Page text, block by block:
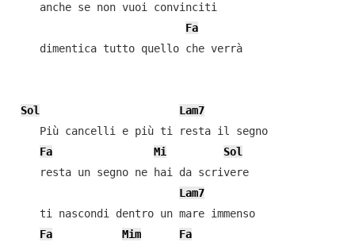
    anche se non vuoi convinciti
Fa
    dimentica tutto quello che verrà
Sol
Lam7
    Più cancelli e più ti resta il segno
Fa
Mi
Sol
    resta un segno ne hai da scrivere
Lam7
    ti nascondi dentro un mare immenso
Fa
Mim
Fa